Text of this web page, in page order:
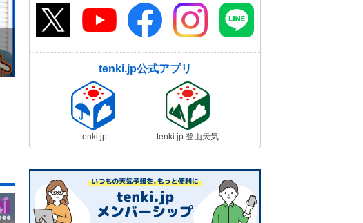
tenki.jp公式アプリ
tenki.jp tenki.jp 登山天気